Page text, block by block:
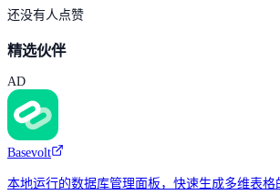
还没有人点赞
精选伙伴
AD
Basevolt
本地运行的数据库管理面板，快速生成多维表格